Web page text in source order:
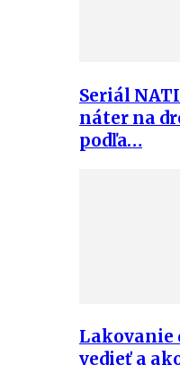
Seriál
náter na
podľa…
Lakovanie
vedieť a